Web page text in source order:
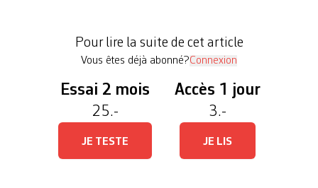
monde qui se délite, prendre […]
Pour lire la suite de cet article
Vous êtes déjà abonné?Connexion
Essai 2 mois
25.-
JE TESTE
Accès 1 jour
3.-
JE LIS